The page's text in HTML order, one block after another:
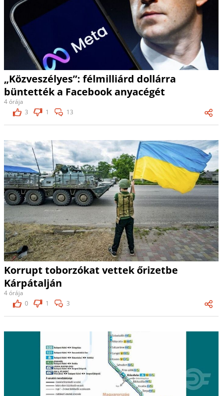
„Közveszélyes”: félmilliárd dollárra
büntették a Facebook anyacégét
4 órája
3
1 13
Korrupt toborzókat vettek őrizetbe
Kárpátalján
4 órája
0
1 3